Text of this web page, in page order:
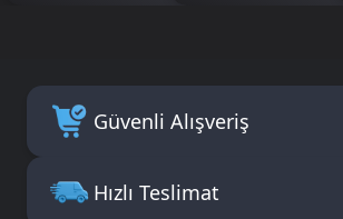
Güvenli Alışveriş
Hızlı Teslimat